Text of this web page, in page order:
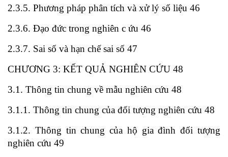
2.3.5. Phương pháp phân tích và xử lý số liệu 46
2.3.6. Đạo đức trong nghiên c ứu 46
2.3.7. Sai số và hạn chế sai số 47
CHƯƠNG 3: KẾT QUẢ NGHIÊN CỨU 48
3.1. Thông tin chung về mẫu nghiên cứu 48
3.1.1. Thông tin chung của đối tượng nghiên cứu 48
3.1.2. Thông tin chung của hộ gia đình đối tượng
nghiên cứu 49